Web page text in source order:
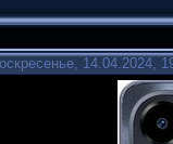
14.04.2024,